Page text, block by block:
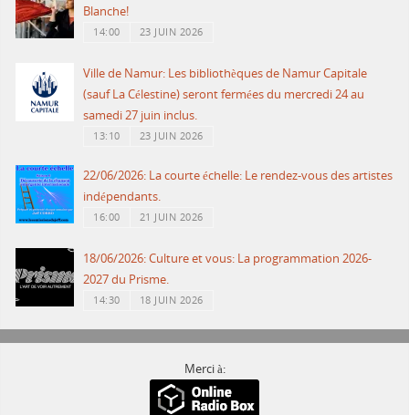
Blanche!
14:00 23 JUIN 2026
Ville de Namur: Les bibliothèques de Namur Capitale
(sauf La Célestine) seront fermées du mercredi 24 au
samedi 27 juin inclus.
13:10 23 JUIN 2026
22/06/2026: La courte échelle: Le rendez-vous des artistes
indépendants.
16:00 21 JUIN 2026
18/06/2026: Culture et vous: La programmation 2026-
2027 du Prisme.
14:30 18 JUIN 2026
Merci à: